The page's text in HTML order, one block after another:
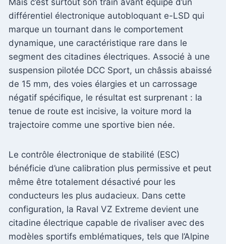
différentiel électronique autobloquant e-LSD qui
marque un tournant dans le comportement
dynamique, une caractéristique rare dans le
segment des citadines électriques. Associé à une
suspension pilotée DCC Sport, un châssis abaissé
de 15 mm, des voies élargies et un carrossage
négatif spécifique, le résultat est surprenant : la
tenue de route est incisive, la voiture mord la
trajectoire comme une sportive bien née.
Le contrôle électronique de stabilité (ESC)
bénéficie d’une calibration plus permissive et peut
même être totalement désactivé pour les
conducteurs les plus audacieux. Dans cette
configuration, la Raval VZ Extreme devient une
citadine électrique capable de rivaliser avec des
modèles sportifs emblématiques, tels que l’Alpine